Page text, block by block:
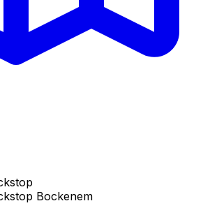
Bockenem